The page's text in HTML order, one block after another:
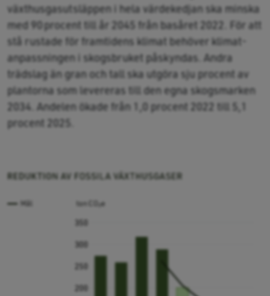
växthusgasutsläppen i hela värdekedjan ska minska
med 90 procent till år 2045 från basåret 2022. För att
stå rustade för framtidens klimat behöver klimat­
anpassningen i skogsbruket påskyndas. Andra
trädslag än gran och tall ska utgöra sju procent av
plantorna som levereras till den egna skogsmarken
2034. Andelen ökade från 1,0 procent 2022 till 5,1
procent 2025.